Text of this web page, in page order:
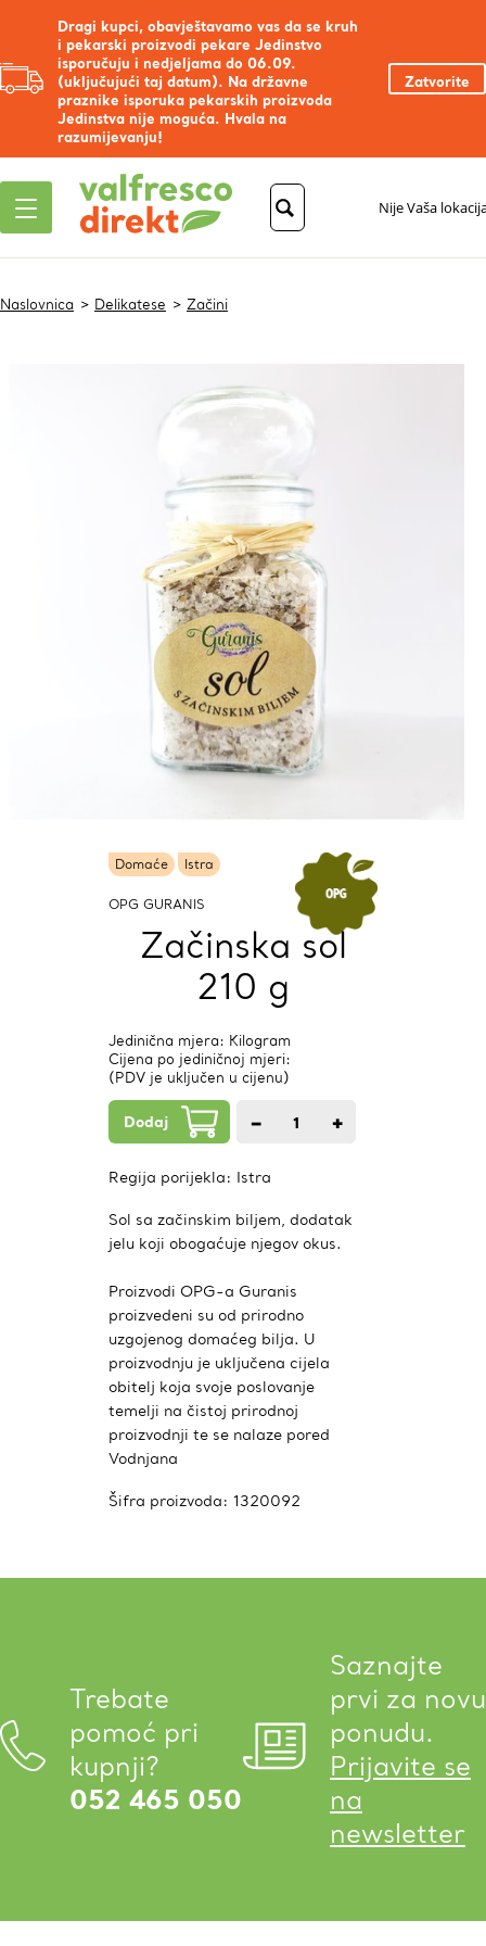
Dragi kupci, obavještavamo vas da se kruh
i pekarski proizvodi pekare Jedinstvo
isporučuju i nedjeljama do 06.09.
(uključujući taj datum). Na državne
praznike isporuka pekarskih proizvoda
Jedinstva nije moguća. Hvala na
razumijevanju!
Zatvorite
Nije Vaša
Naslovnica Delikatese Začini
Domaće Istra
OPG GURANIS
Začinska sol
210 g
Jedinična mjera: Kilogram
Cijena po jediničnoj mjeri:
(PDV je uključen u cijenu)
Dodaj − 1 +
Regija porijekla: Istra
Sol sa začinskim biljem, dodatak
jelu koji obogaćuje njegov okus.
Proizvodi OPG-a Guranis
proizvedeni su od prirodno
uzgojenog domaćeg bilja. U
proizvodnju je uključena cijela
obitelj koja svoje poslovanje
temelji na čistoj prirodnoj
proizvodnji te se nalaze pored
Vodnjana
Šifra proizvoda: 1320092
Trebate
pomoć pri
kupnji?
052 465 050
Saznajte
prvi za novu
ponudu.
Prijavite se
na
newsletter